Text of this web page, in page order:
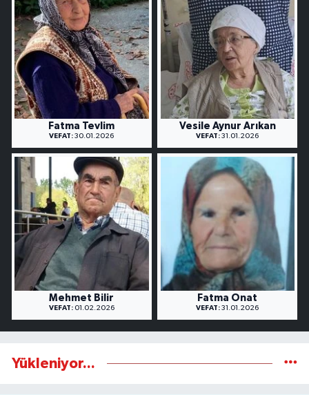
Fatma Tevlim
VEFAT: 30.01.2026
Vesile Aynur Arıkan
VEFAT: 31.01.2026
Mehmet Bilir
VEFAT:01.02.2026
Fatma Onat
VEFAT: 31.01.2026
Yükleniyor...